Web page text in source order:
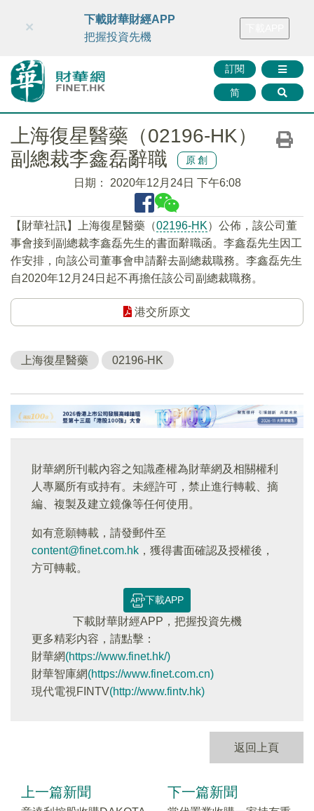
財華智庫網 FINTV FINMETA 財華證券 媒體矩陣
訂閱
简
×
下載財華財經APP
把握投資先機
上海復星醫藥（02196-HK）
副總裁李鑫磊辭職
原創
日期： 2020年12月24日 下午6:08
【財華社訊】上海復星醫藥（02196-HK）公佈，該公司董
事會接到副總裁李鑫磊先生的書面辭職函。李鑫磊先生因工
作安排，向該公司董事會申請辭去副總裁職務。李鑫磊先生
自2020年12月24日起不再擔任該公司副總裁職務。
港交所原文
上海復星醫藥 02196-HK
財華網所刊載內容之知識產權為財華網及相關權利
人專屬所有或持有。未經許可，禁止進行轉載、摘
編、複製及建立鏡像等任何使用。
如有意願轉載，請發郵件至
content@finet.com.hk ，獲得書面確認及授權後，
方可轉載。
下載APP
下載財華財經APP，把握投資先機
更多精彩内容，請點擊：
財華網(https://www.finet.hk/)
財華智庫網(https://www.finet.com.cn)
現代電視FINTV(http://www.fintv.hk)
返回上頁
上一篇新聞 下一篇新聞